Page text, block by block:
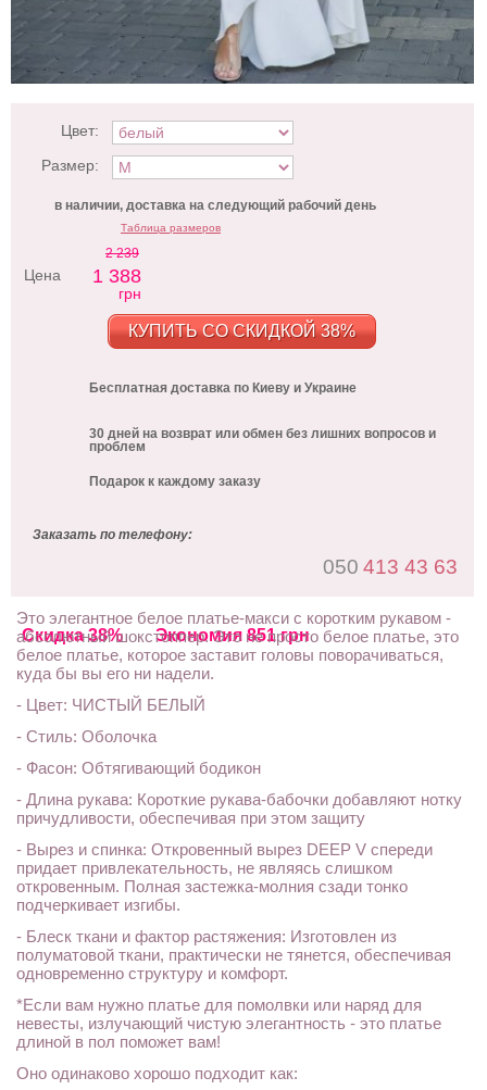
Скидка 38% Экономия 851 грн
Цвет:
Размер:
в наличии, доставка на следующий рабочий день
Таблица размеров
Цена
2 239
1 388
грн
КУПИТЬ СО СКИДКОЙ 38%
Бесплатная доставка по Киеву и Украине
30 дней на возврат или обмен без лишних вопросов и
проблем
Подарок к каждому заказу
Заказать по телефону:
050 413 43 63
Это элегантное белое платье-макси с коротким рукавом -
абсолютный шокстоппер. Это не просто белое платье, это
белое платье, которое заставит головы поворачиваться,
куда бы вы его ни надели.
- Цвет: ЧИСТЫЙ БЕЛЫЙ
- Стиль: Оболочка
- Фасон: Обтягивающий бодикон
- Длина рукава: Короткие рукава-бабочки добавляют нотку
причудливости, обеспечивая при этом защиту
- Вырез и спинка: Откровенный вырез DEEP V спереди
придает привлекательность, не являясь слишком
откровенным. Полная застежка-молния сзади тонко
подчеркивает изгибы.
- Блеск ткани и фактор растяжения: Изготовлен из
полуматовой ткани, практически не тянется, обеспечивая
одновременно структуру и комфорт.
*Если вам нужно платье для помолвки или наряд для
невесты, излучающий чистую элегантность - это платье
длиной в пол поможет вам!
Оно одинаково хорошо подходит как: